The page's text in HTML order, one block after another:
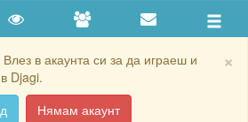
×
в акаунта си за да играеш и
Djagi.
Нямам акаунт